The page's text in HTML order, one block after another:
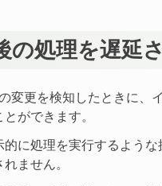
の処理を遅延
変更を検知したときに、
ができます。
的に処理を実行するよう
ません。